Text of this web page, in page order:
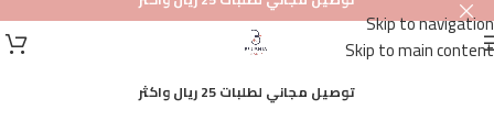
Skip to navigation
Skip to main content
توصيل مجاني لطلبات 25 ريال واكثر